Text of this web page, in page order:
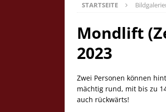
STARTSEITE
Mondlift
2023
Zwei Personen können
mächtig rund, mit bis zu
auch rückwärts!